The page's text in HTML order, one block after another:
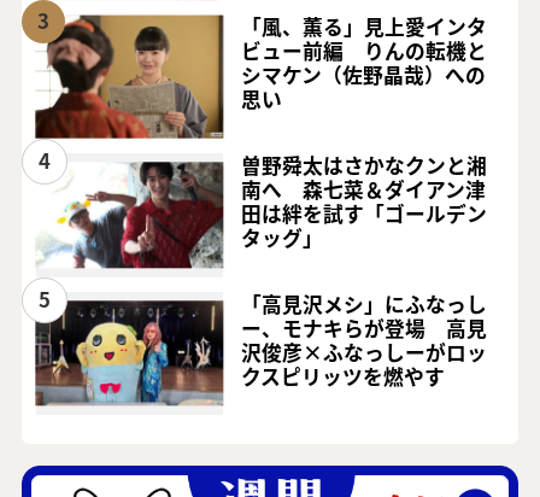
3
「風、薫る」見上愛インタ
ビュー前編 りんの転機と
シマケン（佐野晶哉）への
思い
4
曽野舜太はさかなクンと湘
南へ 森七菜＆ダイアン津
田は絆を試す「ゴールデン
タッグ」
5
「高見沢メシ」にふなっし
ー、モナキらが登場 高見
沢俊彦×ふなっしーがロッ
クスピリッツを燃やす